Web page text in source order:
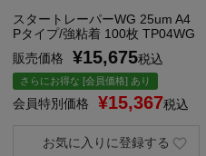
スタートレーパーWG 25um A4
Pタイプ/強粘着 100枚 TP04WG
販売価格
¥15,675税込
さらにお得な [会員価格] あり
会員特別価格 ¥15,367税込
お気に入りに登録する